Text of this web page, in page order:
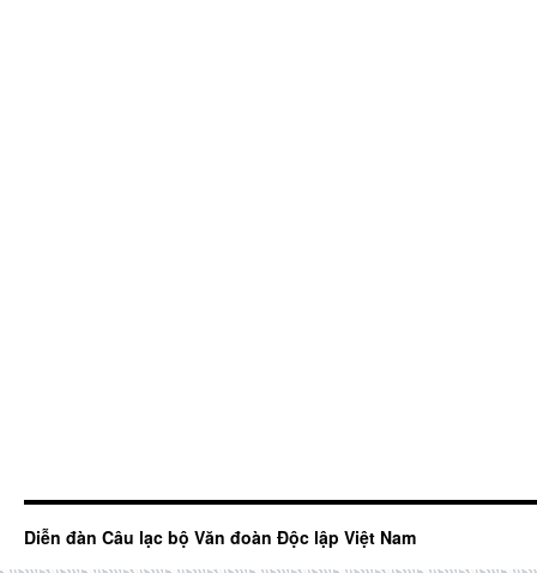
Diễn đàn Câu lạc bộ Văn đoàn Độc lập Việt Nam